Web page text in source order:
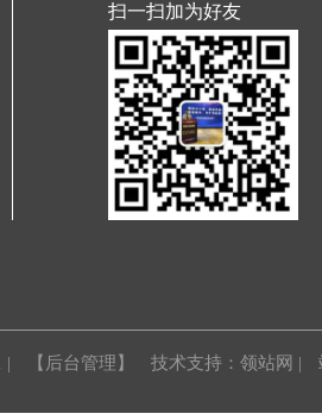
扫一扫加为好友
| 【后台管理】 技术支持：领站网 |